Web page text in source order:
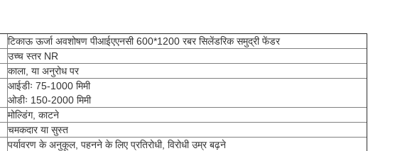
टिकाऊ ऊर्जा अवशोषण पीआईएएनसी 600*1200 रबर सिलेंडरिक समुद्री फेंडर
उच्च स्तर NR
काला, या अनुरोध पर
आईडीः 75-1000 मिमी
ओडीः 150-2000 मिमी
मोल्डिंग, काटने
चमकदार या सुस्त
पर्यावरण के अनुकूल, पहनने के लिए प्रतिरोधी, विरोधी उम्र बढ़ने